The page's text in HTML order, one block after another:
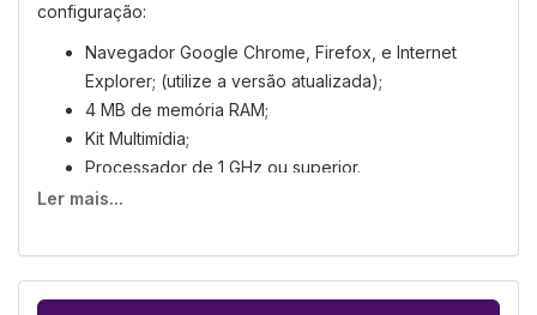
configuração:
Navegador Google Chrome, Firefox, e Internet
Explorer; (utilize a versão atualizada);
4 MB de memória RAM;
Kit Multimídia;
Processador de 1 GHz ou superior.
Certificação:
Objetos de Aprendizagem:
Ler mais...